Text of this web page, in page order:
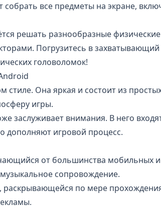
все предметы на экране,
решать разнообразные
Погрузитесь в
головоломок!
Она яркая и состоит из
игры.
заслуживает внимания. В него
дополняют игровой процесс.
от большинства мобильных
сопровождение.
по мере